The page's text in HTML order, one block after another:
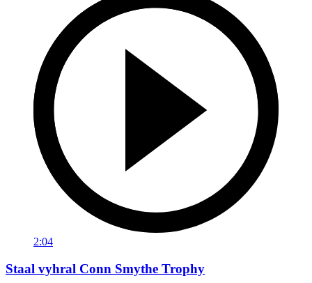
2:04
Staal vyhral Conn Smythe Trophy